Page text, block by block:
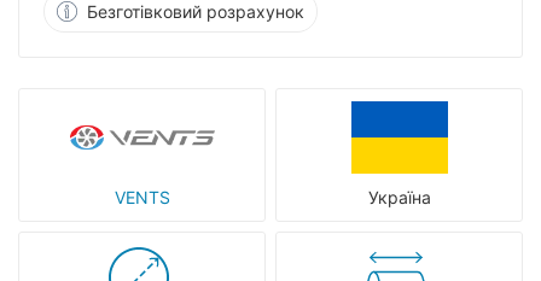
VENTS Україна
Безготівковий розрахунок